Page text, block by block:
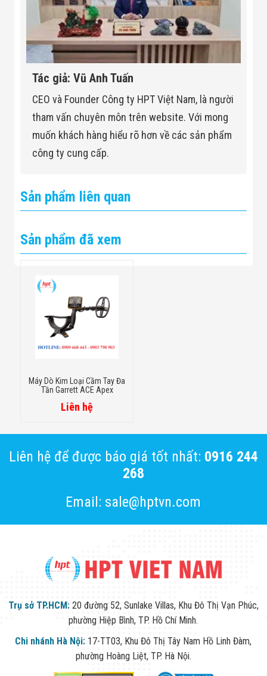
Tác giả: Vũ Anh Tuấn
CEO và Founder Công ty HPT Việt Nam, là người
tham vấn chuyên môn trên website. Với mong
muốn khách hàng hiểu rõ hơn về các sản phẩm
công ty cung cấp.
Sản phẩm liên quan
Sản phẩm đã xem
Máy Dò Kim Loại Cầm Tay Đa
Tần Garrett ACE Apex
Liên hệ
Liên hệ để được báo giá tốt nhất: 0916 244
268
Email: sale@hptvn.com
Trụ sở TP.HCM: 20 đường 52, Sunlake Villas, Khu Đô Thị Vạn Phúc,
phường Hiệp Bình, TP. Hồ Chí Minh.
Chi nhánh Hà Nội: 17-TT03, Khu Đô Thị Tây Nam Hồ Linh Đàm,
phường Hoàng Liệt, TP. Hà Nội.